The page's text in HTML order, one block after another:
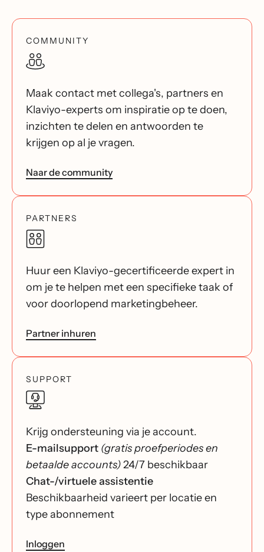
COMMUNITY
Maak contact met collega's, partners en
Klaviyo-experts om inspiratie op te doen,
inzichten te delen en antwoorden te
krijgen op al je vragen.
Naar de community
PARTNERS
Huur een Klaviyo-gecertificeerde expert in
om je te helpen met een specifieke taak of
voor doorlopend marketingbeheer.
Partner inhuren
SUPPORT
Krijg ondersteuning via je account.
E-mailsupport (gratis proefperiodes en
betaalde accounts)24/7 beschikbaar
Chat-/virtuele assistentie
Beschikbaarheid varieert per locatie en
type abonnement
Inloggen